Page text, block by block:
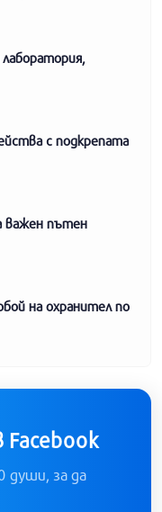
с подкрепата
важен пътен
на охранител по
Facebook
души, за да